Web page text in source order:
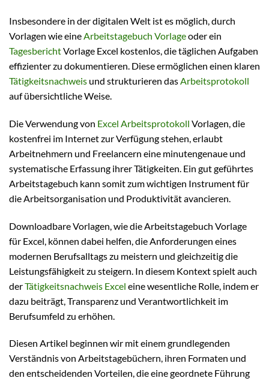
Insbesondere in der digitalen Welt ist es möglich, durch
Vorlagen wie eineArbeitstagebuch Vorlageoder ein
TagesberichtVorlage Excel kostenlos, die täglichen Aufgaben
effizienter zu dokumentieren. Diese ermöglichen einen klaren
Tätigkeitsnachweis und strukturieren dasArbeitsprotokoll
auf übersichtliche Weise.
Die Verwendung von Excel Arbeitsprotokoll Vorlagen, die
kostenfrei im Internet zur Verfügung stehen, erlaubt
Arbeitnehmern und Freelancern eine minutengenaue und
systematische Erfassung ihrer Tätigkeiten. Ein gut geführtes
Arbeitstagebuch kann somit zum wichtigen Instrument für
die Arbeitsorganisation und Produktivität avancieren.
Downloadbare Vorlagen, wie die Arbeitstagebuch Vorlage
für Excel, können dabei helfen, die Anforderungen eines
modernen Berufsalltags zu meistern und gleichzeitig die
Leistungsfähigkeit zu steigern. In diesem Kontext spielt auch
derTätigkeitsnachweis Excel eine wesentliche Rolle, indem er
dazu beiträgt, Transparenz und Verantwortlichkeit im
Berufsumfeld zu erhöhen.
Diesen Artikel beginnen wir mit einem grundlegenden
Verständnis von Arbeitstagebüchern, ihren Formaten und
den entscheidenden Vorteilen, die eine geordnete Führung